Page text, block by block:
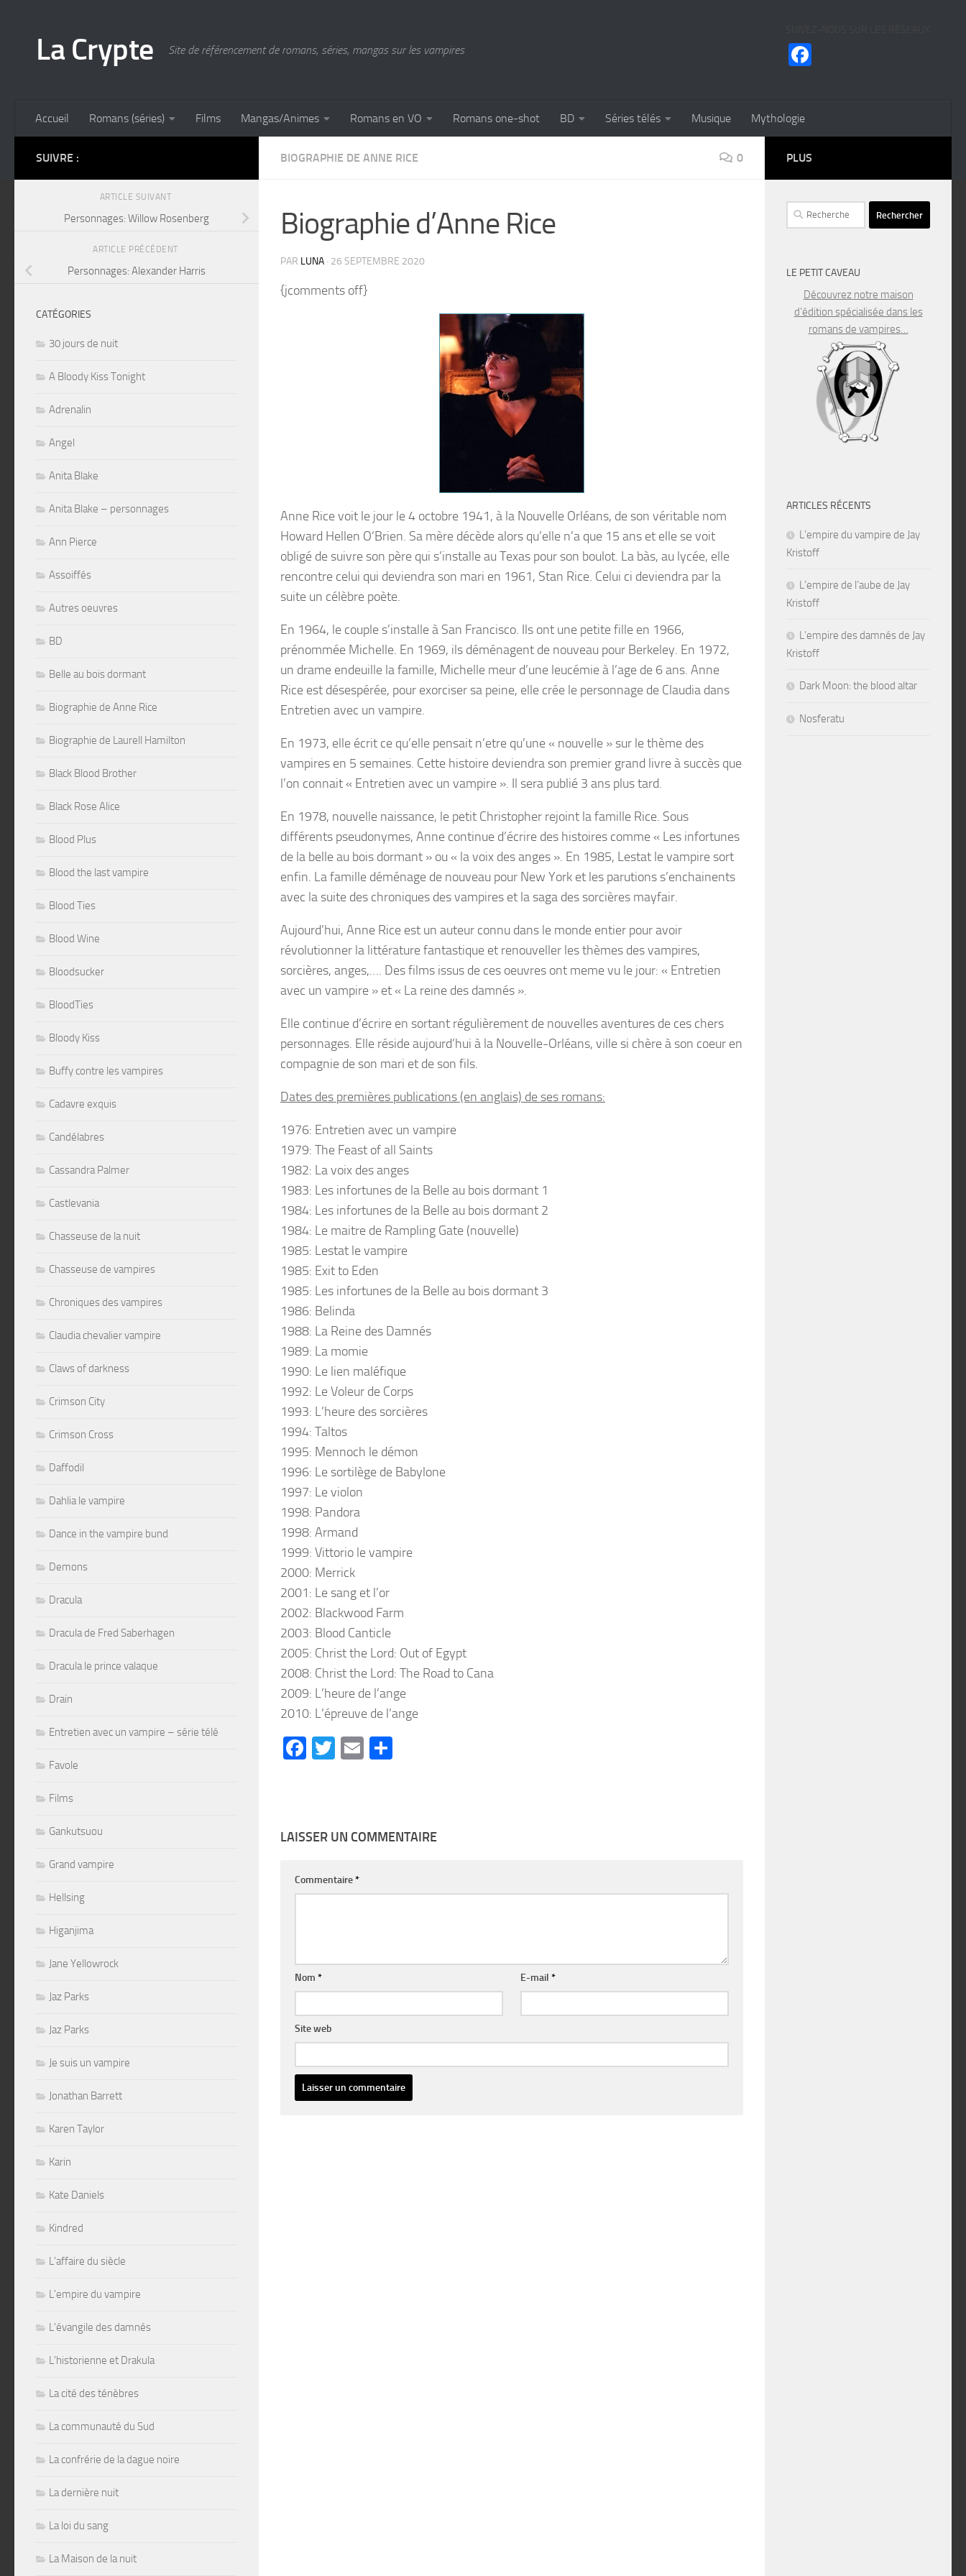
La Crypte Site de référencement de romans, séries, mangas sur les vampires
Accueil Romans (séries) Films Mangas/Animes Romans en VO Romans one-shot BD Séries télés Musique Mythologie
BIOGRAPHIE DE ANNE RICE 0
Biographie d’Anne Rice
PAR LUNA · 26 SEPTEMBRE 2020
{jcomments off}
Anne Rice voit le jour le 4 octobre 1941, à la Nouvelle Orléans, de son véritable nom
Howard Hellen O’Brien. Sa mère décède alors qu’elle n’a que 15 ans et elle se voit
obligé de suivre son père qui s’installe au Texas pour son boulot. La bàs, au lycée, elle
rencontre celui qui deviendra son mari en 1961, Stan Rice. Celui ci deviendra par la
suite un célèbre poète.
En 1964, le couple s’installe à San Francisco. Ils ont une petite fille en 1966,
prénommée Michelle. En 1969, ils déménagent de nouveau pour Berkeley. En 1972,
un drame endeuille la famille, Michelle meur d’une leucémie à l’age de 6 ans. Anne
Rice est désespérée, pour exorciser sa peine, elle crée le personnage de Claudia dans
Entretien avec un vampire.
En 1973, elle écrit ce qu’elle pensait n’etre qu’une « nouvelle » sur le thème des
vampires en 5 semaines. Cette histoire deviendra son premier grand livre à succès que
l’on connait « Entretien avec un vampire ». Il sera publié 3 ans plus tard.
En 1978, nouvelle naissance, le petit Christopher rejoint la famille Rice. Sous
différents pseudonymes, Anne continue d’écrire des histoires comme « Les infortunes
de la belle au bois dormant » ou « la voix des anges ». En 1985, Lestat le vampire sort
enfin. La famille déménage de nouveau pour New York et les parutions s’enchainents
avec la suite des chroniques des vampires et la saga des sorcières mayfair.
Aujourd’hui, Anne Rice est un auteur connu dans le monde entier pour avoir
révolutionner la littérature fantastique et renouveller les thèmes des vampires,
sorcières, anges,…. Des films issus de ces oeuvres ont meme vu le jour: « Entretien
avec un vampire » et « La reine des damnés ».
Elle continue d’écrire en sortant régulièrement de nouvelles aventures de ces chers
personnages. Elle réside aujourd’hui à la Nouvelle-Orléans, ville si chère à son coeur en
compagnie de son mari et de son fils.
Dates des premières publications (en anglais) de ses romans:
1976: Entretien avec un vampire
1979: The Feast of all Saints
1982: La voix des anges
1983: Les infortunes de la Belle au bois dormant 1
1984: Les infortunes de la Belle au bois dormant 2
1984: Le maitre de Rampling Gate (nouvelle)
1985: Lestat le vampire
1985: Exit to Eden
1985: Les infortunes de la Belle au bois dormant 3
1986: Belinda
1988: La Reine des Damnés
1989: La momie
1990: Le lien maléfique
1992: Le Voleur de Corps
1993: L’heure des sorcières
1994: Taltos
1995: Mennoch le démon
1996: Le sortilège de Babylone
1997: Le violon
1998: Pandora
1998: Armand
1999: Vittorio le vampire
2000: Merrick
2001: Le sang et l’or
2002: Blackwood Farm
2003: Blood Canticle
2005: Christ the Lord: Out of Egypt
2008: Christ the Lord: The Road to Cana
2009: L’heure de l’ange
2010: L’épreuve de l’ange
Facebook
Twitter
Email
LAISSER UN COMMENTAIRE
Commentaire*
Nom * E-mail*
Site web
SUIVRE :
ARTICLE SUIVANT
Personnages: Willow Rosenberg
ARTICLE PRÉCÉDENT
Personnages: Alexander Harris
CATÉGORIES
30 jours de nuit
A Bloody Kiss Tonight
Adrenalin
Angel
Anita Blake
Anita Blake – personnages
Ann Pierce
Assoiffés
Autres oeuvres
BD
Belle au bois dormant
Biographie de Anne Rice
Biographie de Laurell Hamilton
Black Blood Brother
Black Rose Alice
Blood Plus
Blood the last vampire
Blood Ties
Blood Wine
Bloodsucker
BloodTies
Bloody Kiss
Buffy contre les vampires
Cadavre exquis
Candélabres
Cassandra Palmer
Castlevania
Chasseuse de la nuit
Chasseuse de vampires
Chroniques des vampires
Claudia chevalier vampire
Claws of darkness
Crimson City
Crimson Cross
Daffodil
Dahlia le vampire
Dance in the vampire bund
Demons
Dracula
Dracula de Fred Saberhagen
Dracula le prince valaque
Drain
Entretien avec un vampire – série télé
Favole
Films
Gankutsuou
Grand vampire
Hellsing
Higanjima
Jane Yellowrock
Jaz Parks
Jaz Parks
Je suis un vampire
Jonathan Barrett
Karen Taylor
Karin
Kate Daniels
Kindred
L'affaire du siècle
L'empire du vampire
L'évangile des damnés
L'historienne et Drakula
La cité des ténèbres
La communauté du Sud
La confrérie de la dague noire
La dernière nuit
La loi du sang
La Maison de la nuit
PLUS
Rechercher :
LE PETIT CAVEAU
Découvrez notre maison
d’édition spécialisée dans les
romans de vampires…
ARTICLES RÉCENTS
L’empire du vampire de Jay
Kristoff
L’empire de l’aube de Jay
Kristoff
L’empire des damnés de Jay
Kristoff
Dark Moon: the blood altar
Nosferatu